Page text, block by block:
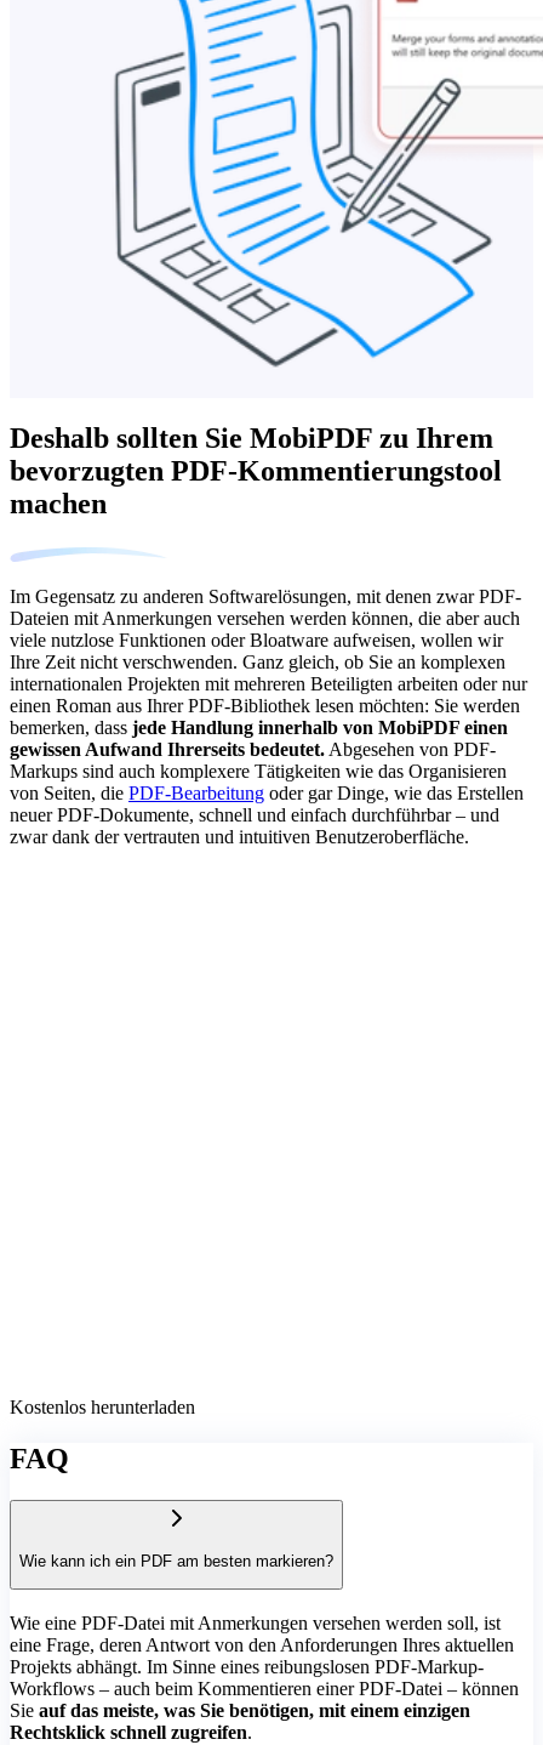
Deshalb sollten Sie MobiPDF zu Ihrem
bevorzugten PDF-Kommentierungstool
machen
Im Gegensatz zu anderen Softwarelösungen, mit denen zwar PDF-
Dateien mit Anmerkungen versehen werden können, die aber auch
viele nutzlose Funktionen oder Bloatware aufweisen, wollen wir
Ihre Zeit nicht verschwenden. Ganz gleich, ob Sie an komplexen
internationalen Projekten mit mehreren Beteiligten arbeiten oder nur
einen Roman aus Ihrer PDF-Bibliothek lesen möchten: Sie werden
bemerken, dass jede Handlung innerhalb von MobiPDF einen
gewissen Aufwand Ihrerseits bedeutet. Abgesehen von PDF-
Markups sind auch komplexere Tätigkeiten wie das Organisieren
von Seiten, die PDF-Bearbeitung oder gar Dinge, wie das Erstellen
neuer PDF-Dokumente, schnell und einfach durchführbar – und
zwar dank der vertrauten und intuitiven Benutzeroberfläche.
Kostenlos herunterladen
FAQ
Wie kann ich ein PDF am besten markieren?
Wie eine PDF-Datei mit Anmerkungen versehen werden soll, ist
eine Frage, deren Antwort von den Anforderungen Ihres aktuellen
Projekts abhängt. Im Sinne eines reibungslosen PDF-Markup-
Workflows – auch beim Kommentieren einer PDF-Datei – können
Sie auf das meiste, was Sie benötigen, mit einem einzigen
Rechtsklick schnell zugreifen.